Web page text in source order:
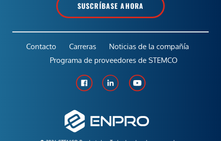
SUSCRÍBASE AHORA
Contacto Carreras
Noticias de la compañía
Programa de proveedores de STEMCO